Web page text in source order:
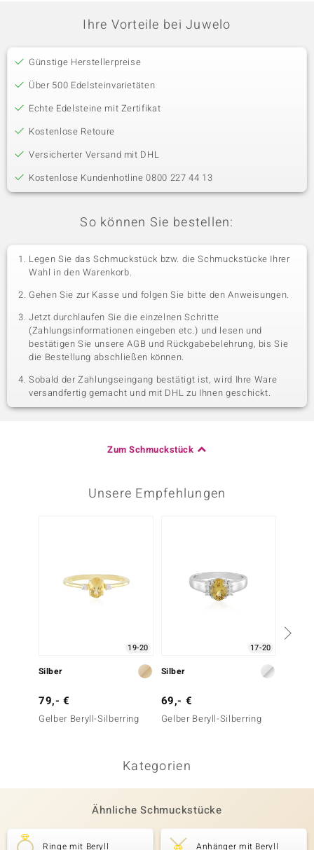
Ihre Vorteile bei Juwelo
Günstige Herstellerpreise
Über 500 Edelsteinvarietäten
Echte Edelsteine mit Zertifikat
Kostenlose Retoure
Versicherter Versand mit DHL
Kostenlose Kundenhotline 0800 227 44 13
So können Sie bestellen:
Legen Sie das Schmuckstück bzw. die Schmuckstücke Ihrer
Wahl in den Warenkorb.
Gehen Sie zur Kasse und folgen Sie bitte den Anweisungen.
Jetzt durchlaufen Sie die einzelnen Schritte
(Zahlungsinformationen eingeben etc.) und lesen und
bestätigen Sie unsere AGB und Rückgabebelehrung, bis Sie
die Bestellung abschließen können.
Sobald der Zahlungseingang bestätigt ist, wird Ihre Ware
versandfertig gemacht und mit DHL zu Ihnen geschickt.
Zum Schmuckstück
Unsere Empfehlungen
19-20
Silber
79,- €
Gelber Beryll-Silberring
17-20
Silber
69,- €
Gelber Beryll-Silberring
Kategorien
Ähnliche Schmuckstücke
Ringe mit Beryll Anhänger mit Beryll